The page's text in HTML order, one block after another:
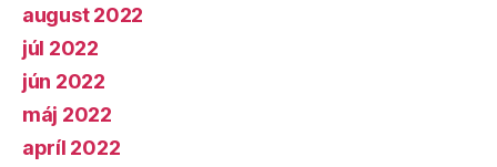
august 2022
júl 2022
jún 2022
máj 2022
apríl 2022